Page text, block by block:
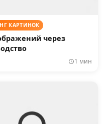
КАРТИНОК
через
1 мин